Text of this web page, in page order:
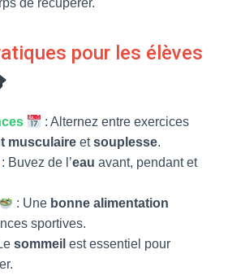
de récupérer.
pour les élèves
: Alternez entre exercices
musculaire etsouplesse.
: Buvez de l’eau avant, pendant et
: Une bonne alimentation
sportives.
sommeil est essentiel pour